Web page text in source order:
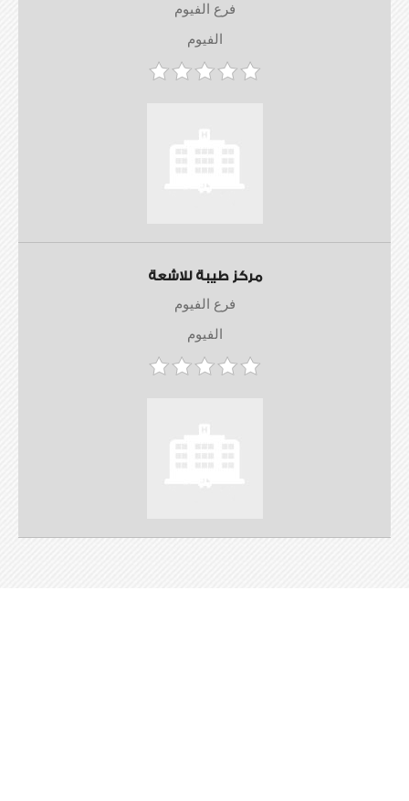
فرع الفيوم
الفيوم
مركز طيبة للاشعة
فرع الفيوم
الفيوم